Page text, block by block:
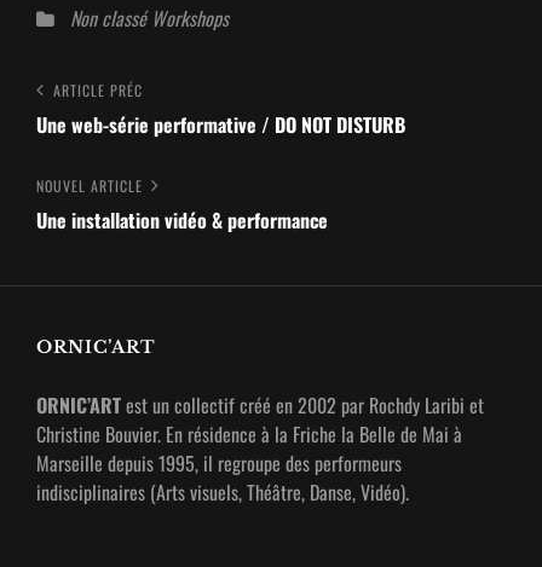
CatégoriesNon classé Workshops
Navigation
de
Article
Précédent
ARTICLE PRÉC
Une web-série performative / DO NOT DISTURB
Nouvel
article
NOUVEL ARTICLE
Une installation vidéo & performance
ORNIC’ART
ORNIC’ARTest un collectif créé en 2002 par Rochdy Laribi et
Christine Bouvier. En résidence à la Friche la Belle de Mai à
Marseille depuis 1995, il regroupe des performeurs
indisciplinaires (Arts visuels, Théâtre, Danse, Vidéo).